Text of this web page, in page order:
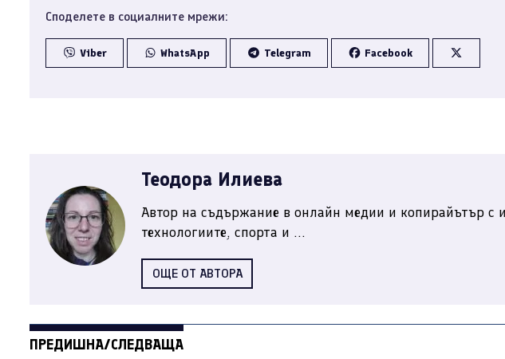
Споделете в социалните мрежи:
Viber WhatsApp Telegram Facebook
Теодора Илиева
Автор на съдържание в онлайн медии и копирайътър с
технологиите, спорта и ...
ОЩЕ ОТ АВТОРА
ПРЕДИШНА/СЛЕДВАЩА